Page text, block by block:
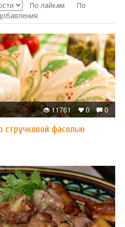
По лайкам
По
0
0
11761
стручковой фасолью